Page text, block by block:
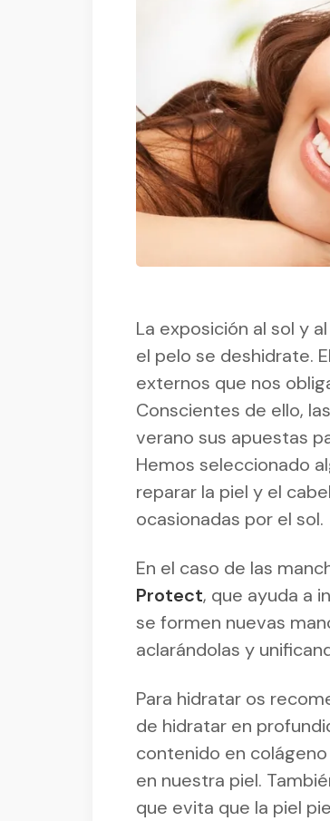
La exposición al sol y
el pelo se deshidrate.
externos que nos
Conscientes de ello,
verano sus apuestas
Hemos seleccionado
reparar la piel y el
ocasionadas por el sol.
En el caso de las
Protect, que ayuda a
se formen nuevas
aclarándolas y
Para hidratar os
de hidratar en
contenido en
en nuestra piel.
que evita que la piel